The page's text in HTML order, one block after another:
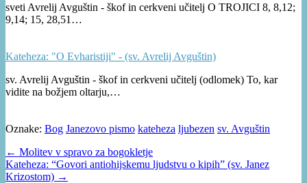
sveti Avrelij Avguštin - škof in cerkveni učitelj O TROJICI 8, 8,12;
9,14; 15, 28,51…
Kateheza: "O Evharistiji" - (sv. Avrelij Avguštin)
sv. Avrelij Avguštin - škof in cerkveni učitelj (odlomek) To, kar
vidite na božjem oltarju,…
Oznake: Bog Janezovo pismo kateheza ljubezen sv. Avguštin
Post
navigation
← Molitev v spravo za bogokletje
Kateheza: “Govori antiohijskemu ljudstvu o kipih” (sv. Janez
Krizostom) →